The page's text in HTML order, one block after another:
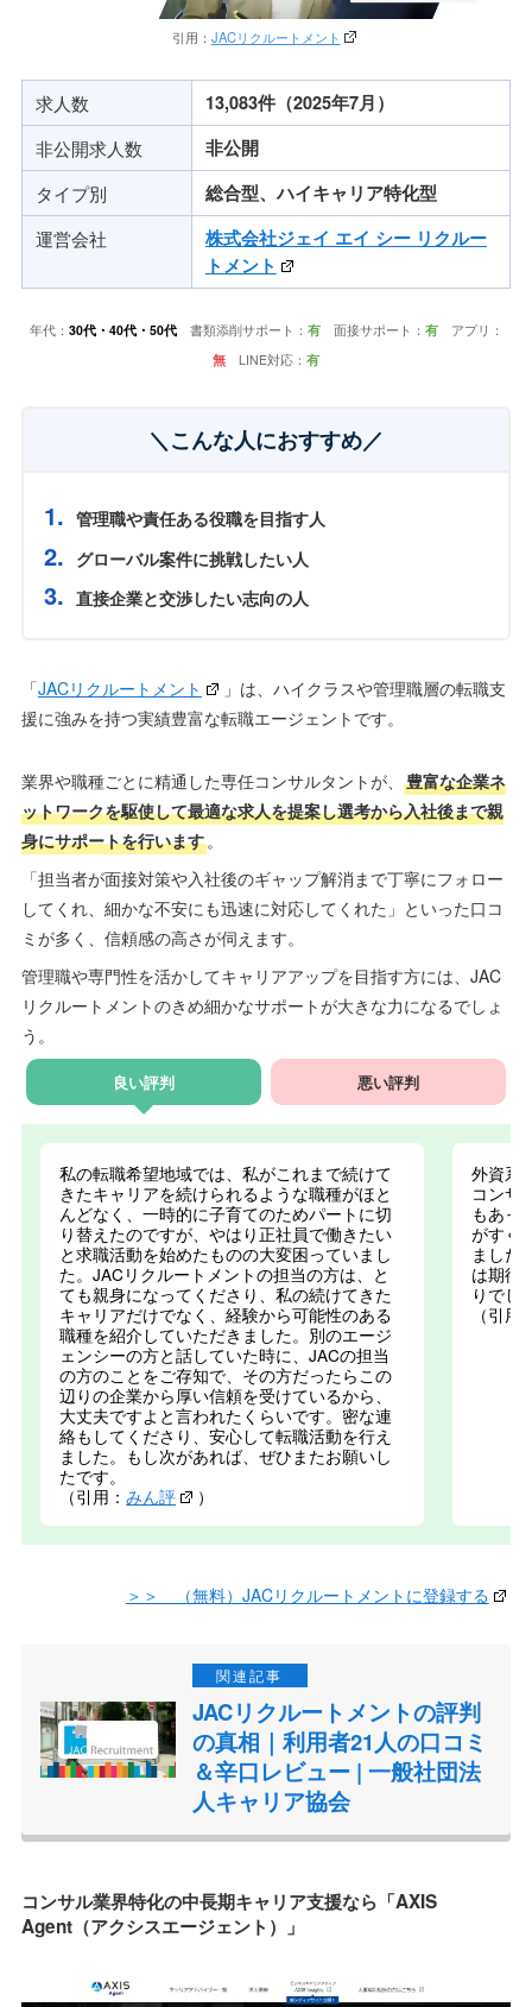
引用： JACリクルートメント
求人数 13,083件（2025年7月）
非公開求人数 非公開
タイプ別 総合型、ハイキャリア特化型
運営会社
株式会社ジェイ エイ シー リクルー
トメント
年代： 30代・40代・50代書類添削サポート： 有面接サポート： 有アプリ：
無 LINE対応： 有
＼こんな人におすすめ／
管理職や責任ある役職を目指す人
グローバル案件に挑戦したい人
直接企業と交渉したい志向の人
「JACリクルートメント
」は、ハイクラスや管理職層の転職支
援に強みを持つ実績豊富な転職エージェントです。
業界や職種ごとに精通した専任コンサルタントが、 豊富な企業ネ
ットワークを駆使して最適な求人を提案し選考から入社後まで親
身にサポートを行います。
「担当者が面接対策や入社後のギャップ解消まで丁寧にフォロー
してくれ、細かな不安にも迅速に対応してくれた」といった口コ
ミが多く、信頼感の高さが伺えます。
管理職や専門性を活かしてキャリアアップを目指す方には、JAC
リクルートメントのきめ細かなサポートが大きな力になるでしょ
う。
良い評判 悪い評判
私の転職希望地域では、私がこれまで続けて
きたキャリアを続けられるような職種がほと
んどなく、一時的に子育てのためパートに切
り替えたのですが、やはり正社員で働きたい
と求職活動を始めたものの大変困っていまし
た。JACリクルートメントの担当の方は、と
ても親身になってくださり、私の続けてきた
キャリアだけでなく、経験から可能性のある
職種を紹介していただきました。別のエージ
ェンシーの方と話していた時に、JACの担当
の方のことをご存知で、その方だったらこの
辺りの企業から厚い信頼を受けているから、
大丈夫ですよと言われたくらいです。密な連
絡もしてくださり、安心して転職活動を行え
ました。もし次があれば、ぜひまたお願いし
たです。
（引用：みん評 ）
外資系
コンサ
もあっ
がすぐ
ました
は期待
りでし
（引用
＞＞ （無料）JACリクルートメントに登録する
JACリクルートメントの評判
の真相｜利用者21人の口コミ
＆辛口レビュー | 一般社団法
人キャリア協会
コンサル業界特化の中長期キャリア支援なら「AXIS
Agent（アクシスエージェント）」